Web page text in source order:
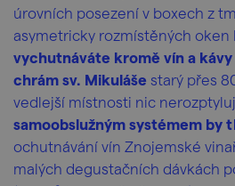
úrovních posezení v boxech z
asymetricky rozmístěných oken
vychutnáváte kromě vín a
chrám sv. Mikuláše starý přes
vedlejší místnosti nic
samoobslužným systémem by
ochutnávání vín Znojemské
malých degustačních dávkách